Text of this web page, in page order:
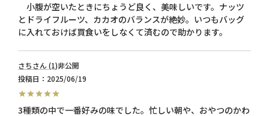
小腹が空いたときにちょうど良く、美味しいです。ナッツ
とドライフルーツ、カカオのバランスが絶妙。いつもバッグ
に入れておけば買食いをしなくて済むので助かります。
さち 1 非公開
投稿日
2025/06/19
3種類の中で一番好みの味でした。忙しい朝や、おやつのかわ